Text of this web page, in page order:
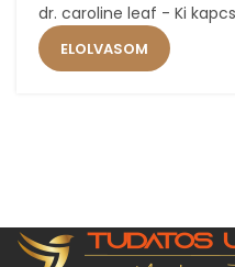
dr. caroline leaf - Ki
ELOLVASOM